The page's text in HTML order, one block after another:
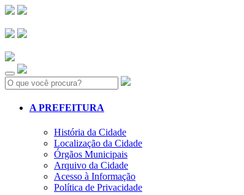
Search:
A PREFEITURA
História da Cidade
Localização da Cidade
Órgãos Municipais
Arquivo da Cidade
Acesso à Informação
Política de Privacidade